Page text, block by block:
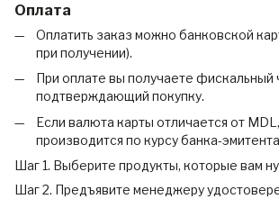
Оплата
Оплатить заказ можно банковской
при получении).
При оплате вы получаете фискальный
подтверждающий покупку.
Если валюта карты отличается от
производится по курсу банка-
Шаг 1. Выберите продукты, которые вам
Шаг 2. Предъявите менеджеру